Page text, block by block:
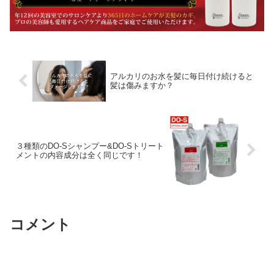
アルカリのお水を髪に毎日付け続けると
髪は傷みますか？
３種類のDO-Sシャンプー&DO-Sトリート
メントの内容成分は全く同じです！
コメント